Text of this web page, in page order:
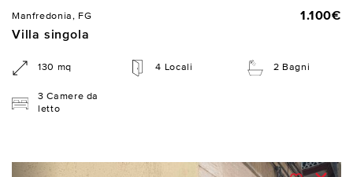
Manfredonia, FG
1.100€
Villa singola
130 mq 4 Locali 2 Bagni
3 Camere da
letto